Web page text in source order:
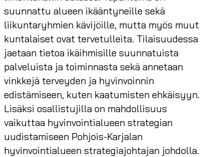
suunnattu alueen ikääntyneille sekä
liikuntaryhmien kävijöille, mutta myös muut
kuntalaiset ovat tervetulleita. Tilaisuudessa
jaetaan tietoa ikäihmisille suunnatuista
palveluista ja toiminnasta sekä annetaan
vinkkejä terveyden ja hyvinvoinnin
edistämiseen, kuten kaatumisten ehkäisyyn.
Lisäksi osallistujilla on mahdollisuus
vaikuttaa hyvinvointialueen strategian
uudistamiseen Pohjois-Karjalan
hyvinvointialueen strategiajohtajan johdolla.